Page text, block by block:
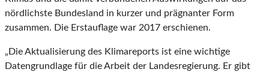
nördlichste Bundesland in kurzer und prägnanter Form
zusammen. Die Erstauflage war 2017 erschienen.
„Die Aktualisierung des Klimareports ist eine wichtige
Datengrundlage für die Arbeit der Landesregierung. Er gibt